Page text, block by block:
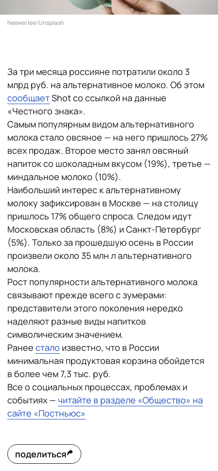
heewei lee/Unsplash
За три месяца россияне потратили около 3
млрд руб. на альтернативное молоко. Об этом
сообщаетShot со ссылкой на данные
«Честного знака».
Самым популярным видом альтернативного
молока стало овсяное — на него пришлось 27%
всех продаж. Второе место занял овсяный
напиток со шоколадным вкусом (19%), третье —
миндальное молоко (10%).
Наибольший интерес к альтернативному
молоку зафиксирован в Москве — на столицу
пришлось 17% общего спроса. Следом идут
Московская область (8%) и Санкт-Петербург
(5%). Только за прошедшую осень в России
произвели около 35 млн л альтернативного
молока.
Рост популярности альтернативного молока
связывают прежде всего с зумерами:
представители этого поколения нередко
наделяют разные виды напитков
символическим значением.
Ранее стало известно, что в России
минимальная продуктовая корзина обойдется
в более чем 7,3 тыс. руб.
Все о социальных процессах, проблемах и
событиях — читайте в разделе «Общество» на
сайте «Постньюс»
поделиться